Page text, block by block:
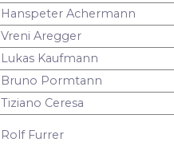
Hanspeter Achermann
Vreni Aregger
Lukas Kaufmann
Bruno Pormtann
Tiziano Ceresa
Rolf Furrer